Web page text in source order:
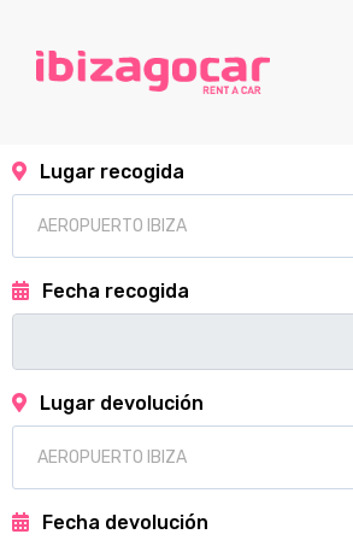
Lugar recogida
Fecha recogida
Lugar devolución
Fecha devolución